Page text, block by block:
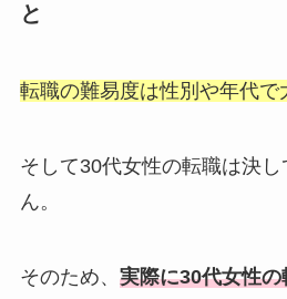
と
転職の難易度は性別や年代で
そして30代女性の転職は決
ん。
そのため、 実際に30代女性